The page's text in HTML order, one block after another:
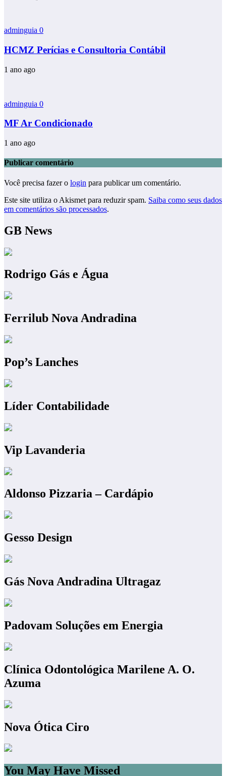
adminguia 0
HCMZ Perícias e Consultoria Contábil
1 ano ago
adminguia 0
MF Ar Condicionado
1 ano ago
Publicar comentário
Você precisa fazer o login para publicar um comentário.
Este site utiliza o Akismet para reduzir spam. Saiba como seus dados
em comentários são processados.
GB News
Rodrigo Gás e Água
Ferrilub Nova Andradina
Pop’s Lanches
Líder Contabilidade
Vip Lavanderia
Aldonso Pizzaria – Cardápio
Gesso Design
Gás Nova Andradina Ultragaz
Padovam Soluções em Energia
Clínica Odontológica Marilene A. O.
Azuma
Nova Ótica Ciro
You May Have Missed